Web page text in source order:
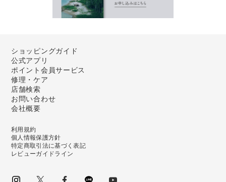
ショッピングガイド
公式アプリ
ポイント会員サービス
修理・ケア
店舗検索
お問い合わせ
会社概要
利用規約
個人情報保護方針
特定商取引法に基づく表記
レビューガイドライン